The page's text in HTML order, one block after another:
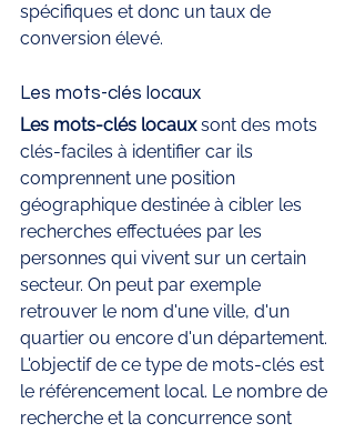
spécifiques et donc un taux de
conversion élevé.
Les mots-clés locaux
Les mots-clés locaux sont des mots
clés-faciles à identifier car ils
comprennent une position
géographique destinée à cibler les
recherches effectuées par les
personnes qui vivent sur un certain
secteur. On peut par exemple
retrouver le nom d'une ville, d'un
quartier ou encore d'un département.
L'objectif de ce type de mots-clés est
le référencement local. Le nombre de
recherche et la concurrence sont